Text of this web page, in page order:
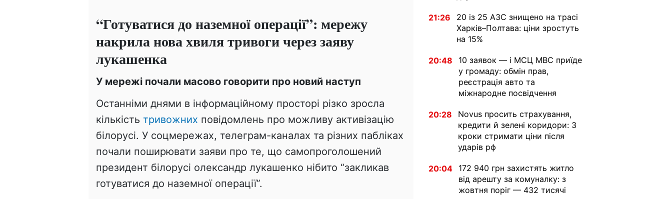
“Готуватися до наземної операції”: мережу
накрила нова хвиля тривоги через заяву
лукашенка
У мережі почали масово говорити про новий наступ
Останніми днями в інформаційному просторі різко зросла
кількість тривожних повідомлень про можливу активізацію
білорусі. У соцмережах, телеграм-каналах та різних пабліках
почали поширювати заяви про те, що самопроголошений
президент білорусі олександр лукашенко нібито “закликав
готуватися до наземної операції”.
21:26
20 із 25 АЗС знищено на трасі
Харків–Полтава: ціни зростуть
на 15%
20:48
10 заявок — і МСЦ МВС приїде
у громаду: обмін прав,
реєстрація авто та
міжнародне посвідчення
20:28
Novus просить страхування,
кредити й зелені коридори: 3
кроки стримати ціни після
ударів рф
20:04
172 940 грн захистять житло
від арешту за комуналку: з
жовтня поріг — 432 тисячі